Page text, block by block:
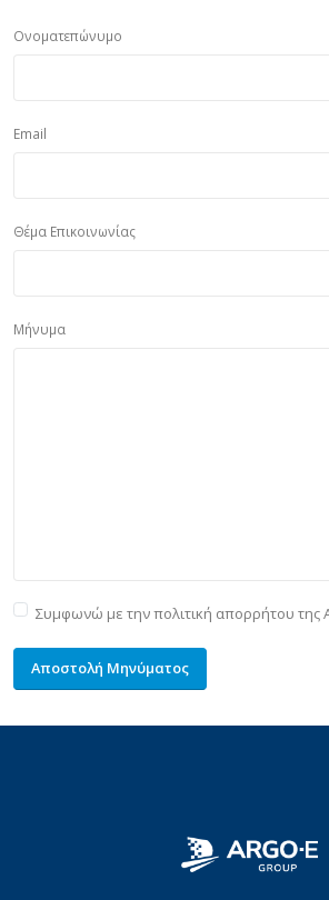
Ονοματεπώνυμο
Email
Θέμα Επικοινωνίας
Μήνυμα
Συμφωνώ με την πολιτική απορρήτου της